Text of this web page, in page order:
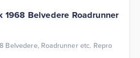
1968 Belvedere Roadrunner
Belvedere, Roadrunner etc. Repro